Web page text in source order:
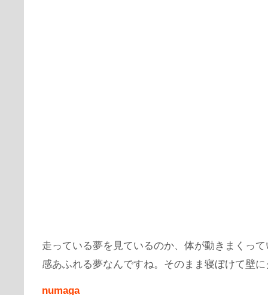
走っている夢を見ているのか、体が動きまくっ
感あふれる夢なんですね。そのまま寝ぼけて壁
numaga